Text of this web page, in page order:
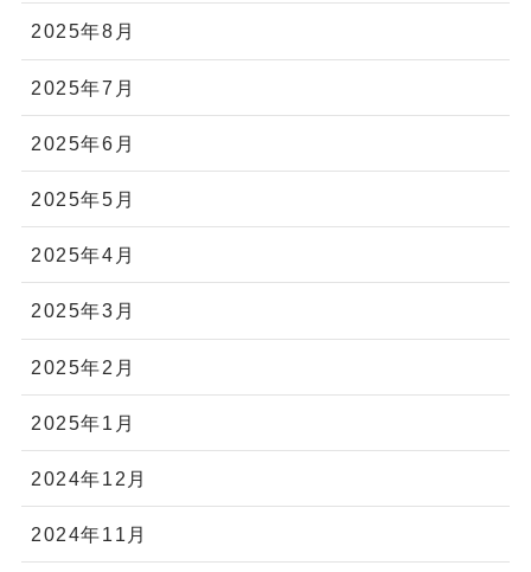
2025年8月
2025年7月
2025年6月
2025年5月
2025年4月
2025年3月
2025年2月
2025年1月
2024年12月
2024年11月